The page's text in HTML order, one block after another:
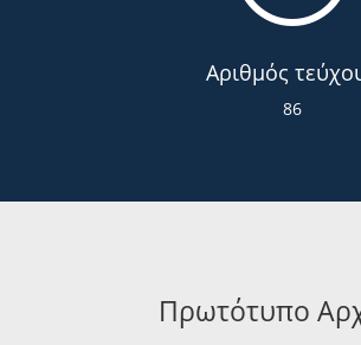
Αριθμός
86
Πρωτότυπο